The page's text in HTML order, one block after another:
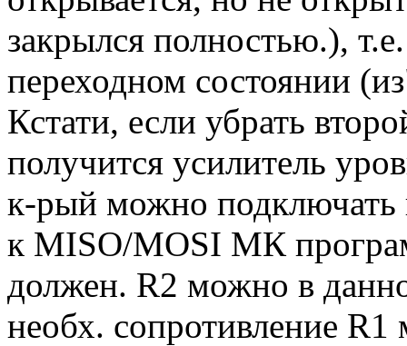
закрылся полностью.),
переходном состоянии
Кстати, если убрать
получится усилитель
к-рый можно подключать
к MISO/MOSI МК
должен. R2 можно в
необх. сопротивление